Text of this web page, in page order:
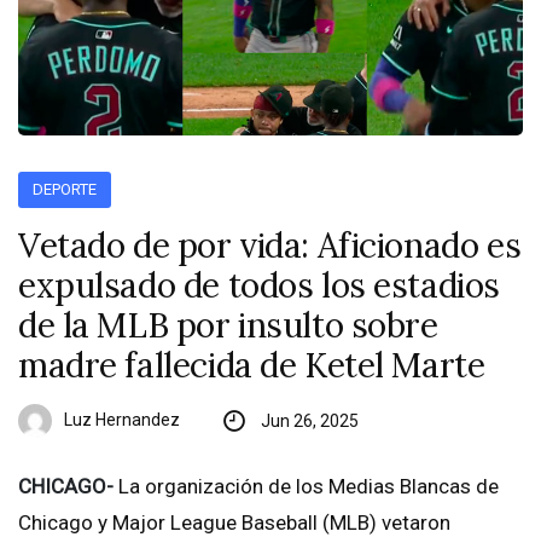
DEPORTE
Vetado de por vida: Aficionado es
expulsado de todos los estadios
de la MLB por insulto sobre
madre fallecida de Ketel Marte
Luz Hernandez Jun 26, 2025
CHICAGO- La organización de los Medias Blancas de
Chicago y Major League Baseball (MLB) vetaron